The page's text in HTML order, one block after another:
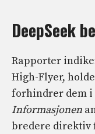
DeepSeek
Rapporter
High-Flyer,
forhindrer dem i
Informasjonen
bredere direktiv